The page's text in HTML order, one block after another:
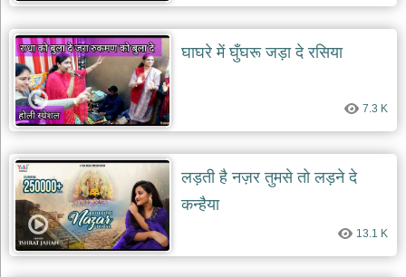
रानी
सती
दादी
भजन
rani
sati
dadi
bhajans
बावा
लाल
दयाल
भजन
bawa
lal
dayal
bhajans
घाघरे में घुँघरू जड़ा दे रसिया
7.3 K
लड़ती है नज़र तुमसे तो लड़ने दे
कन्हैया
13.1 K